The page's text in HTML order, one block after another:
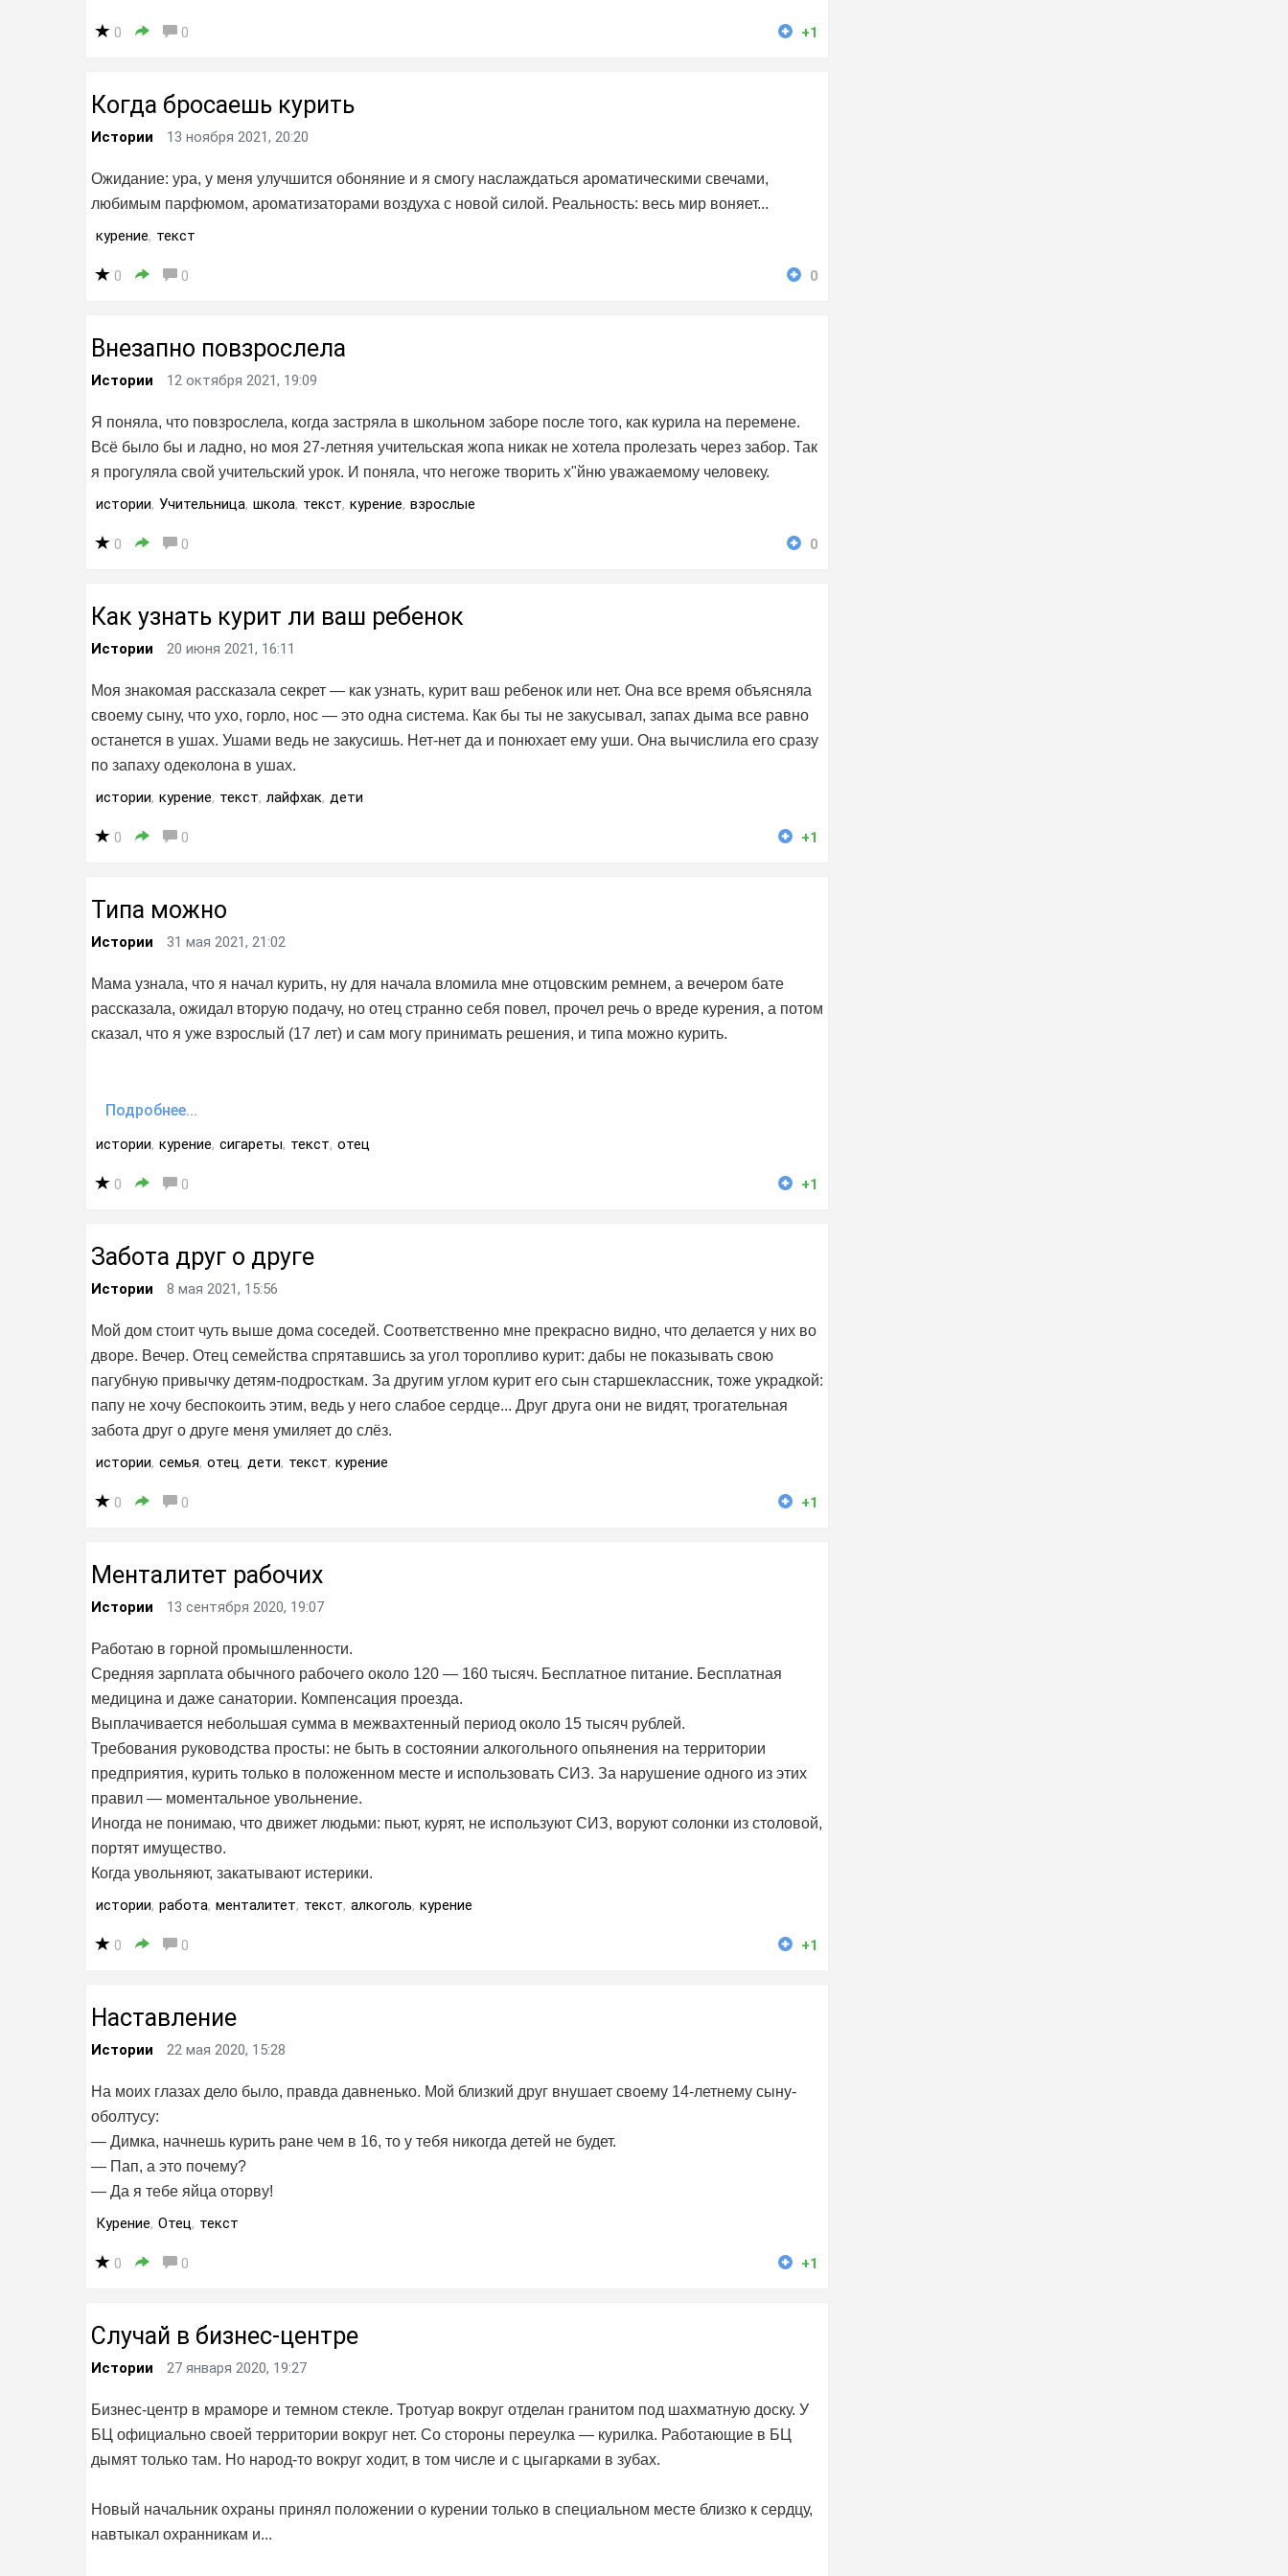
0 0 +1
Когда бросаешь курить
Истории 13 ноября 2021, 20:20
Ожидание: ура, у меня улучшится обоняние и я смогу наслаждаться ароматическими свечами,
любимым парфюмом, ароматизаторами воздуха с новой силой. Реальность: весь мир воняет...
курение, текст
0 0 0
Внезапно повзрослела
Истории 12 октября 2021, 19:09
Я поняла, что повзрослела, когда застряла в школьном заборе после того, как курила на перемене.
Всё было бы и ладно, но моя 27-летняя учительская жопа никак не хотела пролезать через забор. Так
я прогуляла свой учительский урок. И поняла, что негоже творить х"йню уважаемому человеку.
истории, Учительница, школа, текст, курение, взрослые
0 0 0
Как узнать курит ли ваш ребенок
Истории 20 июня 2021, 16:11
Моя знакомая рассказала секрет — как узнать, курит ваш ребенок или нет. Она все время объясняла
своему сыну, что ухо, горло, нос — это одна система. Как бы ты не закусывал, запах дыма все равно
останется в ушах. Ушами ведь не закусишь. Нет-нет да и понюхает ему уши. Она вычислила его сразу
по запаху одеколона в ушах.
истории, курение, текст, лайфхак, дети
0 0 +1
Типа можно
Истории 31 мая 2021, 21:02
Мама узнала, что я начал курить, ну для начала вломила мне отцовским ремнем, а вечером бате
рассказала, ожидал вторую подачу, но отец странно себя повел, прочел речь о вреде курения, а потом
сказал, что я уже взрослый (17 лет) и сам могу принимать решения, и типа можно курить.
Подробнее...
истории, курение, сигареты, текст, отец
0 0 +1
Забота друг о друге
Истории 8 мая 2021, 15:56
Мой дом стоит чуть выше дома соседей. Соответственно мне прекрасно видно, что делается у них во
дворе. Вечер. Отец семейства спрятавшись за угол торопливо курит: дабы не показывать свою
пагубную привычку детям-подросткам. За другим углом курит его сын старшеклассник, тоже украдкой:
папу не хочу беспокоить этим, ведь у него слабое сердце... Друг друга они не видят, трогательная
забота друг о друге меня умиляет до слёз.
истории, семья, отец, дети, текст, курение
0 0 +1
Менталитет рабочих
Истории 13 сентября 2020, 19:07
Работаю в горной промышленности.
Средняя зарплата обычного рабочего около 120 — 160 тысяч. Бесплатное питание. Бесплатная
медицина и даже санатории. Компенсация проезда.
Выплачивается небольшая сумма в межвахтенный период около 15 тысяч рублей.
Требования руководства просты: не быть в состоянии алкогольного опьянения на территории
предприятия, курить только в положенном месте и использовать СИЗ. За нарушение одного из этих
правил — моментальное увольнение.
Иногда не понимаю, что движет людьми: пьют, курят, не используют СИЗ, воруют солонки из столовой,
портят имущество.
Когда увольняют, закатывают истерики.
истории, работа, менталитет, текст, алкоголь, курение
0 0 +1
Наставление
Истории 22 мая 2020, 15:28
На моих глазах дело было, правда давненько. Мой близкий друг внушает своему 14-летнему сыну-
оболтусу:
— Димка, начнешь курить ране чем в 16, то у тебя никогда детей не будет.
— Пап, а это почему?
— Да я тебе яйца оторву!
Курение, Отец, текст
0 0 +1
Случай в бизнес-центре
Истории 27 января 2020, 19:27
Бизнес-центр в мраморе и темном стекле. Тротуар вокруг отделан гранитом под шахматную доску. У
БЦ официально своей территории вокруг нет. Со стороны переулка — курилка. Работающие в БЦ
дымят только там. Но народ-то вокруг ходит, в том числе и с цыгарками в зубах.
Новый начальник охраны принял положении о курении только в специальном месте близко к сердцу,
навтыкал охранникам и...